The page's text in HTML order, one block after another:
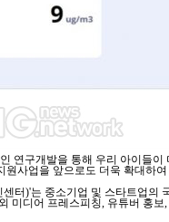
연구개발을 통해 우리 아이들
원사업을 앞으로도 더욱 확대
터)'는 중소기업 및 스타트업
미디어 프레스피칭, 유튜버 홍